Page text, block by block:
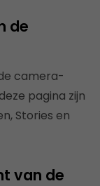
de
camera-
pagina zijn
Stories en
van de